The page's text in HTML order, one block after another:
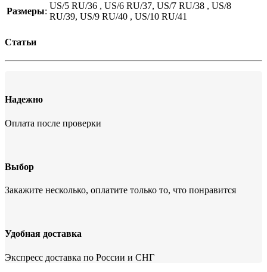
Размеры:
US/5 RU/36 , US/6 RU/37, US/7 RU/38 , US/8
RU/39, US/9 RU/40 , US/10 RU/41
Статьи
Надежно
Оплата после проверки
Выбор
Закажите несколько, оплатите только то, что понравится
Удобная доставка
Экспресс доставка по России и СНГ